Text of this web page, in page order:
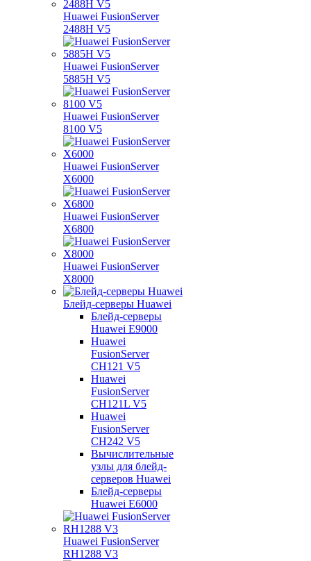
Huawei FusionServer
2488H V5
Huawei FusionServer
5885H V5
Huawei FusionServer
8100 V5
Huawei FusionServer
X6000
Huawei FusionServer
X6800
Huawei FusionServer
X8000
Блейд-серверы Huawei
Блейд-серверы
Huawei E9000
Huawei
FusionServer
CH121 V5
Huawei
FusionServer
CH121L V5
Huawei
FusionServer
CH242 V5
Вычислительные
узлы для блейд-
серверов Huawei
Блейд-серверы
Huawei E6000
Huawei FusionServer
RH1288 V3